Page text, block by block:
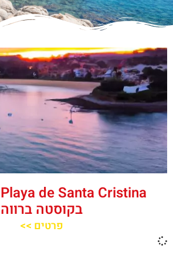
בקוסטה ברווה
פרטים >>